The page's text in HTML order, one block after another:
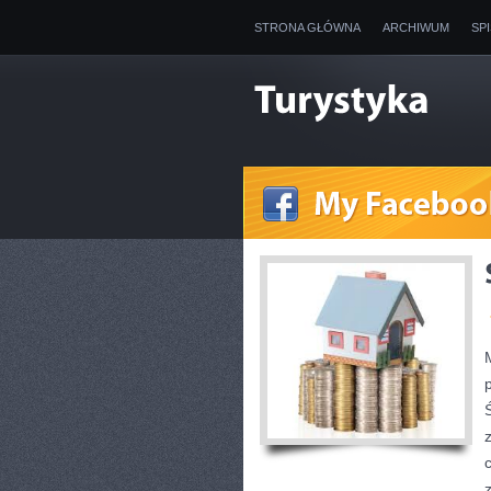
STRONA GŁÓWNA ARCHIWUM